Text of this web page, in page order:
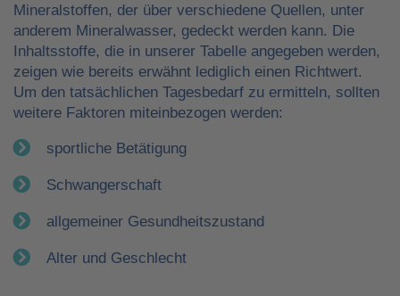
Mineralstoffen, der über verschiedene Quellen, unter
anderem Mineralwasser, gedeckt werden kann. Die
Inhaltsstoffe, die in unserer Tabelle angegeben werden,
zeigen wie bereits erwähnt lediglich einen Richtwert.
Um den tatsächlichen Tagesbedarf zu ermitteln, sollten
weitere Faktoren miteinbezogen werden:
sportliche Betätigung
Schwangerschaft
allgemeiner Gesundheitszustand
Alter und Geschlecht